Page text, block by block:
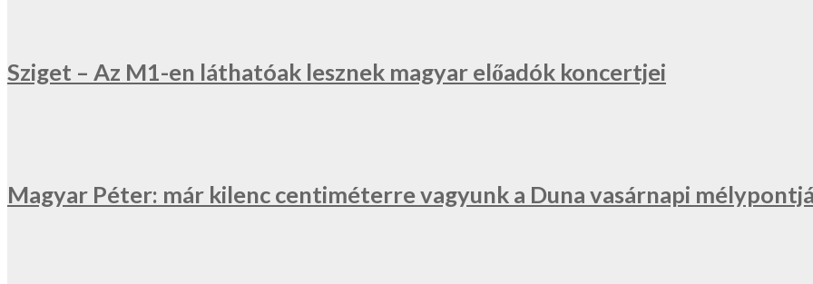
Sziget – Az M1-en láthatóak lesznek magyar előadók koncertjei
Magyar Péter: már kilenc centiméterre vagyunk a Duna vasárnapi